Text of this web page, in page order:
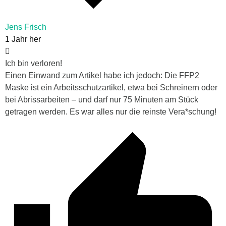
Jens Frisch
1 Jahr her
Ich bin verloren!
Einen Einwand zum Artikel habe ich jedoch: Die FFP2
Maske ist ein Arbeitsschutzartikel, etwa bei Schreinern oder
bei Abrissarbeiten – und darf nur 75 Minuten am Stück
getragen werden. Es war alles nur die reinste Vera*schung!